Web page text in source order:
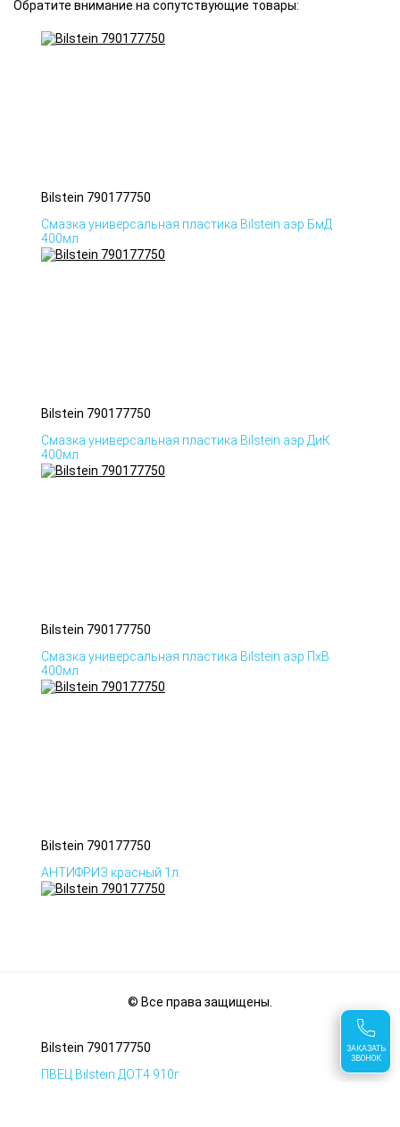
Обратите внимание на сопутствующие товары:
Bilstein 790177750
Смазка универсальная пластика Bilstein аэр БмД
400мл
Bilstein 790177750
Смазка универсальная пластика Bilstein аэр ДиК
400мл
Bilstein 790177750
Смазка универсальная пластика Bilstein аэр ПхВ
400мл
Bilstein 790177750
АНТИФРИЗ красный 1л.
Bilstein 790177750
ПВЕЦ Bilstein ДОТ4 910г
ЗАКАЗАТЬ
ЗВОНОК
© Все права защищены.